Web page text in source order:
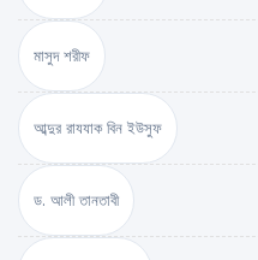
মাসুদ শরীফ
আব্দুর রাযযাক বিন ইউসুফ
ড. আলী তানতাবী